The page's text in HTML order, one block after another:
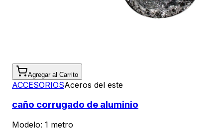
Agregar al Carrito
ACCESORIOSAceros del este
caño corrugado de aluminio
Modelo: 1 metro